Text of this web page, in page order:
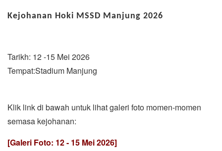
Kejohanan Hoki MSSD Manjung 2026
Tarikh: 12 -15 Mei 2026
Tempat:Stadium Manjung
Klik link di bawah untuk lihat galeri foto momen-momen
semasa kejohanan:
[Galeri Foto: 12 - 15 Mei 2026]